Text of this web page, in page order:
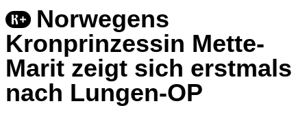
Norwegens
Kronprinzessin Mette-
Marit zeigt sich erstmals
nach Lungen-OP